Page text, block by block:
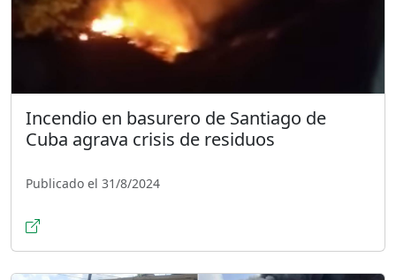
Incendio en basurero de Santiago de
Cuba agrava crisis de residuos
Publicado el 31/8/2024